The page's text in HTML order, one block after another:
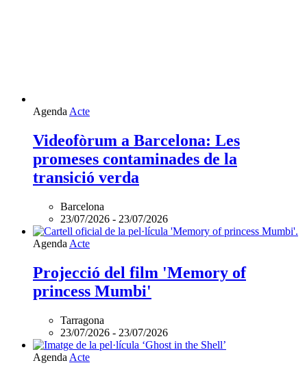
Agenda Acte
Videofòrum a Barcelona: Les
promeses contaminades de la
transició verda
Barcelona
23/07/2026 - 23/07/2026
Agenda Acte
Projecció del film 'Memory of
princess Mumbi'
Tarragona
23/07/2026 - 23/07/2026
Agenda Acte